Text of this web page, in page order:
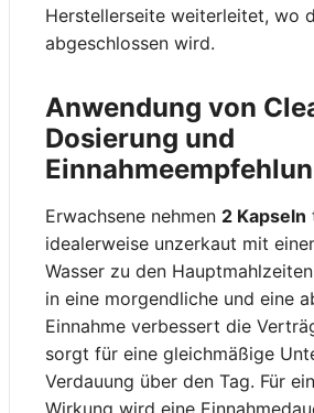
Herstellerseite weiterleitet, wo
abgeschlossen wird.
Anwendung von
Dosierung und
Erwachsene nehmen 2 Kapseln
idealerweise unzerkaut mit
Wasser zu den
in eine morgendliche und eine
Einnahme verbessert die
sorgt für eine gleichmäßige
Verdauung über den Tag. Für
Wirkung wird eine